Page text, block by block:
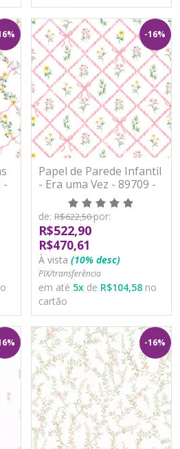
-
-16%
Papel de Parede Infantil
- Era uma Vez - 89709 -
Vinílico
de: R$622,50por:
R$522,90
R$470,61
À vista (10% desc)
PIX/transferência
em até 5x de R$104,58 no
cartão
-16%